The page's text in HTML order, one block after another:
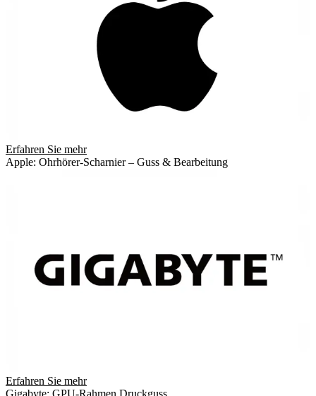
Erfahren Sie mehr
Apple: Ohrhörer-Scharnier – Guss & Bearbeitung
Erfahren Sie mehr
Gigabyte: GPU-Rahmen Druckguss